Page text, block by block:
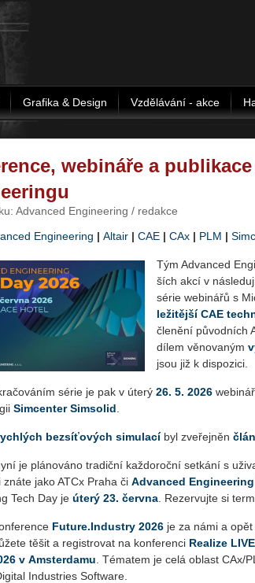
Grafika & Design Vzdělávání - akce
webináře a
Advanced Engineering / redakce
Engineering | Altair | CAE | CAx | PLM |
Tým Advan­ced
ších akcí v
série webi­ná­řů s
le­ži­těj­ší CAE
čle­ně­ní pů­vod­ních
dílem vě­no­va­ným
jsou již k dis­­po­zi­ci.
série je pak v úterý 26. 5. 2026
Sim­cen­ter Sim­so­lid
bez­sí­ťo­vých si­mu­la­cíbyl zve­řej­něn
je plá­no­vá­no tra­dič­ní kaž­do­roč­ní se­tká­ní s
znáte jako ATCx Praha či Advan­ced
Tech Day je úterý 23. červ­na . Re­zer­vuj­te si
Fu­tu­re.In­dust­ry 2026 je za námi a
těšit a re­gis­tro­vat na kon­fe­ren­ci Re­a­li­ze
v Am­ster­da­mu . Té­ma­tem je celá ob­last CAx/
In­du­st­ries Soft­ware.